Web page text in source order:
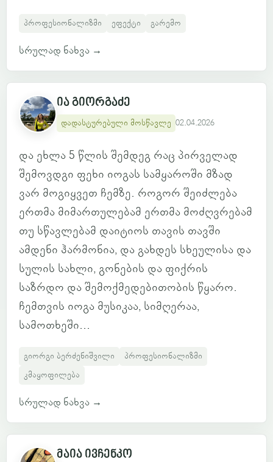
პროფესიონალიზმი ეფექტი გარემო
სრულად ნახვა →
ია გიორგაძე
დადასტურებული მოსწავლე 02.04.2026
და ეხლა 5 წლის შემდეგ რაც პირველად
შემოვდგი ფეხი იოგას სამყაროში მზად
ვარ მოგიყვეთ ჩემზე. როგორ შეიძლება
ერთმა მიმართულებამ ერთმა მოძღვრებამ
თუ სწავლებამ დაიტიოს თავის თავში
ამდენი ჰარმონია, და გახდეს სხეულისა და
სულის სახლი, გონების და ფიქრის
საზრდო და შემოქმედებითობის წყარო.
ჩემთვის იოგა მუსიკაა, სიმღერაა,
სამოთხეში...
გიორგი ბერძენიშვილი
პროფესიონალიზმი
კმაყოფილება
სრულად ნახვა →
მაია ივჩენკო